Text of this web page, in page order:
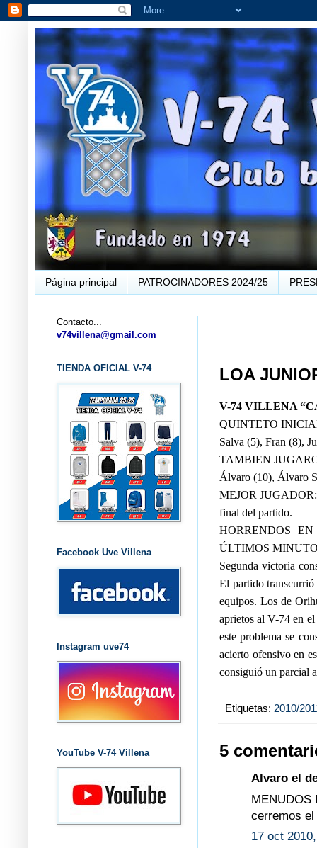
Página principal PATROCINADORES 2024/25
LOA
V-74 VILLENA
QUINTETO
Salva (5), Fran (8),
TAMBIEN
Álvaro (10), Álvaro
MEJOR JUGADOR:
final del partido.
HORRENDOS
ÚLTIMOS
Segunda victoria
El partido transcurrió
equipos. Los de
aprietos al V-74 en
este problema se
acierto ofensivo en
consiguió un parcial
Etiquetas: 2010/
5
Alvaro el
MENUDOS
cerremos
17 oct
Contacto...
v74villena@gmail.com
TIENDA OFICIAL V-74
Facebook Uve Villena
Instagram uve74
YouTube V-74 Villena